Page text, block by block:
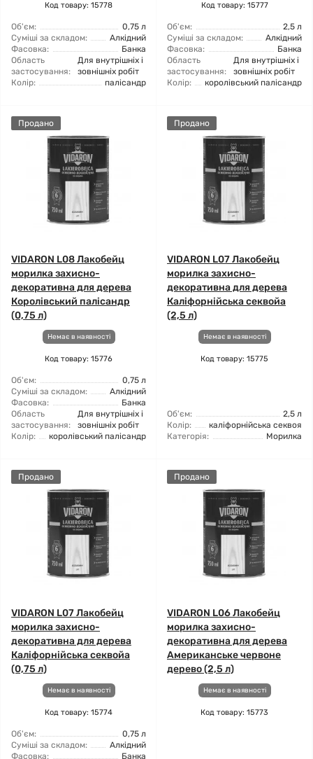
Код товару: 15778
Об'єм:
0,75 л
Суміші за складом:
Алкідний
Фасовка:
Банка
Область
застосування:
Для внутрішніх і
зовнішніх робіт
Колір:
палісандр
Код товару: 15777
Об'єм:
2,5 л
Суміші за складом:
Алкідний
Фасовка:
Банка
Область
застосування:
Для внутрішніх і
зовнішніх робіт
Колір:
королівський палісандр
Продано
VIDARON L08 Лакобейц
морилка захисно-
декоративна для дерева
Королівський палісандр
(0,75 л)
Немає в наявності
Код товару: 15776
Об'єм:
0,75 л
Суміші за складом:
Алкідний
Фасовка:
Банка
Область
застосування:
Для внутрішніх і
зовнішніх робіт
Колір:
королівський палісандр
Продано
VIDARON L07 Лакобейц
морилка захисно-
декоративна для дерева
Каліфорнійська секвойа
(2,5 л)
Немає в наявності
Код товару: 15775
Об'єм:
2,5 л
Колір:
каліфорнійська секвоя
Категорія:
Морилка
Продано
VIDARON L07 Лакобейц
морилка захисно-
декоративна для дерева
Каліфорнійська секвойа
(0,75 л)
Немає в наявності
Код товару: 15774
Об'єм:
0,75 л
Суміші за складом:
Алкідний
Фасовка:
Банка
Продано
VIDARON L06 Лакобейц
морилка захисно-
декоративна для дерева
Американське червоне
дерево (2,5 л)
Немає в наявності
Код товару: 15773